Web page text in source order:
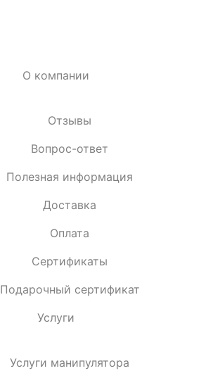
О компании
Отзывы
Вопрос-ответ
Полезная информация
Доставка
Оплата
Сертификаты
Подарочный сертификат
Услуги
Услуги манипулятора